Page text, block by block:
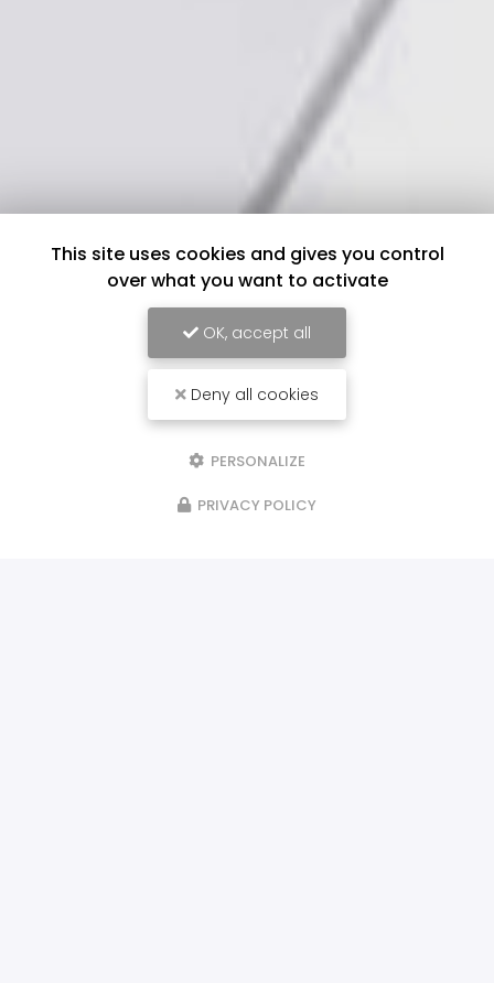
This site uses cookies and gives you control
over what you want to activate
OK, accept all
Deny all cookies
PERSONALIZE
PRIVACY POLICY